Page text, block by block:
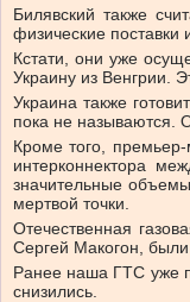
Билявский также
физические поставки
Кстати, они уже
Украину из Венгрии.
Украина также
пока не называются.
Кроме того,
интерконнектора
значительные
мертвой точки.
Отечественная
Сергей Макогон, были
Ранее наша ГТС уже
снизились.